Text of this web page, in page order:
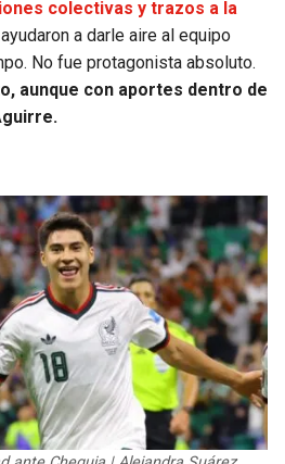
colectivas y trazos a la
ayudaron a darle aire al equipo
No fue protagonista absoluto.
aunque con aportes dentro de